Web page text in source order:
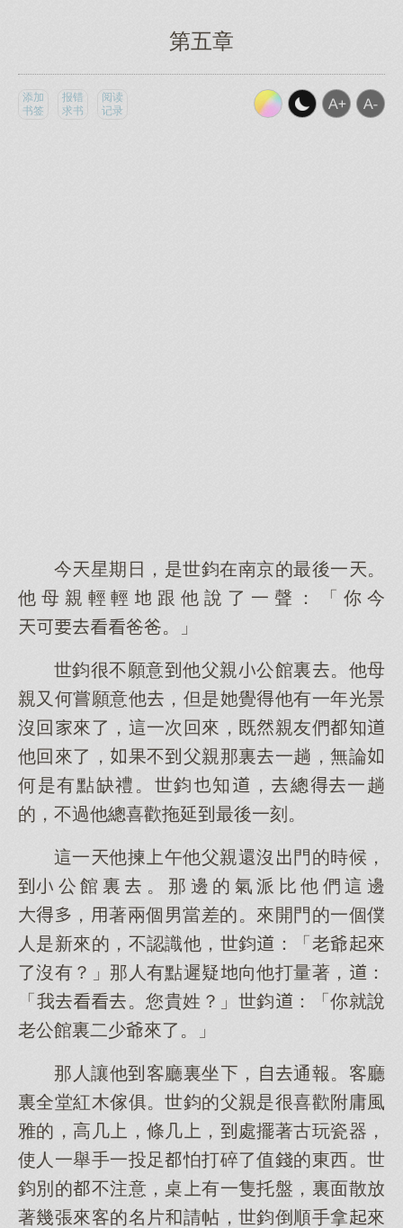
第五章
添加
书签
报错
求书
阅读
记录
今星期日，是世鈞在南京的最後一。
他母親輕輕跟他說了一聲：「你今
爸爸。」
世鈞很不願意他父親公館裏。他母
親又何嘗願意他，但是覺他有一年光景
沒回來了，這一次回來，既親友們知
他回來了，果不父親那裏一趟，無論
何是有點缺禮。世鈞知，總一趟
的，不過他總喜歡拖延最後一刻。
這一他揀午他父親還沒門的時候，
公館裏。那邊的氣派比他們這邊
，著兩個男當差的。來開門的一個僕
人是新來的，不認識他，世鈞：「老爺來
了沒有？」那人有點遲疑向他打量著，：
「我。您貴姓？」世鈞：「你就說
老公館裏二少爺來了。」
那人讓他客廳裏坐，通報。客廳
裏全堂紅木傢俱。世鈞的父親是很喜歡附庸風
雅的，高几，條几，處擺著古玩瓷器，
使人一舉手一投足怕打碎了值錢的東西。世
鈞別的不注意，桌有一隻托盤，裏面散放
著幾張來客的名片請帖，世鈞倒順手拿來